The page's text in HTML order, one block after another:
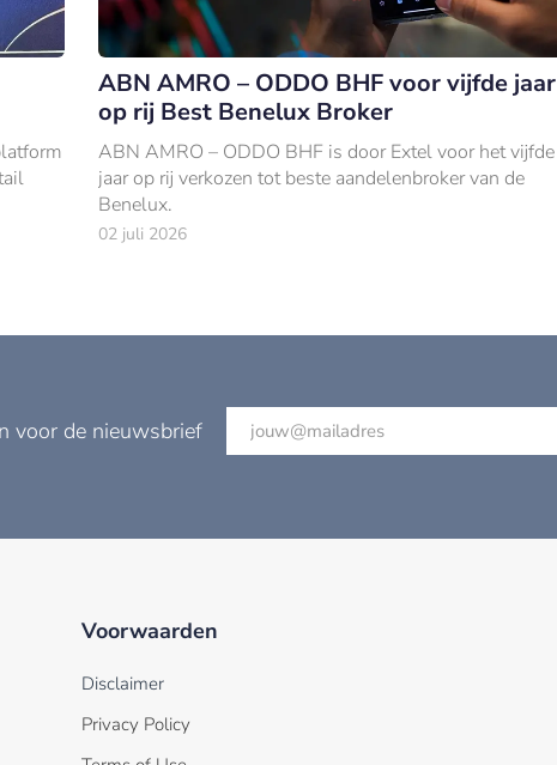
ABN AMRO – ODDO BHF voor vijfde jaar
op rij Best Benelux Broker
ABN AMRO – ODDO BHF is door Extel voor het vijfde
jaar op rij verkozen tot beste aandelenbroker van de
Benelux.
02 juli 2026
voor de nieuwsbrief
Voorwaarden
Disclaimer
Privacy Policy